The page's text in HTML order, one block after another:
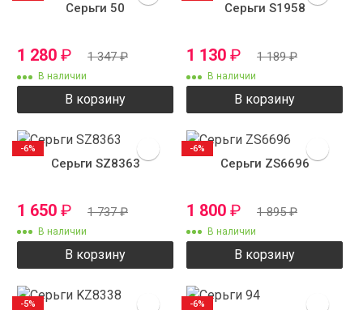
Серьги 50
1 280 ₽ 1 347₽
В наличии
В корзину
Серьги S1958
1 130 ₽ 1 189₽
В наличии
В корзину
Серьги SZ8363
1 650 ₽ 1 737₽
В наличии
В корзину
-6%
Серьги ZS6696
1 800 ₽ 1 895₽
В наличии
В корзину
-6%
-5% -6%